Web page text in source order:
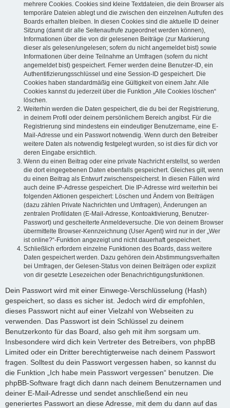
mehrere Cookies. Cookies sind kleine Textdateien, die dein Browser als
temporäre Dateien ablegt und die zwischen den einzelnen Aufrufen des
Boards erhalten bleiben. In diesen Cookies sind die aktuelle ID deiner
Sitzung (damit dir alle Seitenaufrufe zugeordnet werden können),
Informationen über die von dir gelesenen Beiträge (zur Markierung
dieser als gelesen/ungelesen; sofern du nicht angemeldet bist) sowie
Informationen über deine Teilnahme an Umfragen (sofern du nicht
angemeldet bist) gespeichert. Ferner werden deine Benutzer-ID, ein
Authentifizierungsschlüssel und eine Session-ID gespeichert. Die
Cookies haben standardmäßig eine Gültigkeit von einem Jahr. Alle
Cookies kannst du jederzeit über die Funktion „Alle Cookies löschen“
löschen.
Weiterhin werden die Daten gespeichert, die du bei der Registrierung,
in deinem Profil oder deinem persönlichem Bereich angibst. Für die
Registrierung sind mindestens ein eindeutiger Benutzername, eine E-
Mail-Adresse und ein Passwort notwendig. Wenn durch den Betreiber
weitere Daten als notwendig festgelegt wurden, so ist dies für dich vor
deren Eingabe ersichtlich.
Wenn du einen Beitrag oder eine private Nachricht erstellst, so werden
die dort eingegebenen Daten ebenfalls gespeichert. Gleiches gilt, wenn
du einen Beitrag als Entwurf zwischenspeicherst. In diesen Fällen wird
auch deine IP-Adresse gespeichert. Die IP-Adresse wird weiterhin bei
folgenden Aktionen gespeichert: Löschen und Ändern von Beiträgen
(dazu zählen Private Nachrichten und Umfragen), Änderungen an
zentralen Profildaten (E-Mail-Adresse, Kontoaktivierung, Benutzer-
Passwort) und gescheiterte Anmeldeversuche. Die von deinem Browser
übermittelte Browser-Kennzeichnung (User Agent) wird nur in der „Wer
ist online?“-Funktion angezeigt und nicht dauerhaft gespeichert.
Schließlich erfordern einzelne Funktionen des Boards, dass weitere
Daten gespeichert werden. Dazu gehören dein Abstimmungsverhalten
bei Umfragen, der Gelesen-Status von deinen Beiträgen oder explizit
von dir gesetzte Lesezeichen oder Benachrichtigungsfunktionen.
Dein Passwort wird mit einer Einwege-Verschlüsselung (Hash)
gespeichert, so dass es sicher ist. Jedoch wird dir empfohlen,
dieses Passwort nicht auf einer Vielzahl von Webseiten zu
verwenden. Das Passwort ist dein Schlüssel zu deinem
Benutzerkonto für das Board, also geh mit ihm sorgsam um.
Insbesondere wird dich kein Vertreter des Betreibers, von phpBB
Limited oder ein Dritter berechtigterweise nach deinem Passwort
fragen. Solltest du dein Passwort vergessen haben, so kannst du
die Funktion „Ich habe mein Passwort vergessen“ benutzen. Die
phpBB-Software fragt dich dann nach deinem Benutzernamen und
deiner E-Mail-Adresse und sendet anschließend ein neu
generiertes Passwort an diese Adresse, mit dem du dann auf das